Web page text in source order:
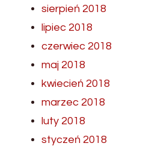
sierpień 2018
lipiec 2018
czerwiec 2018
maj 2018
kwiecień 2018
marzec 2018
luty 2018
styczeń 2018